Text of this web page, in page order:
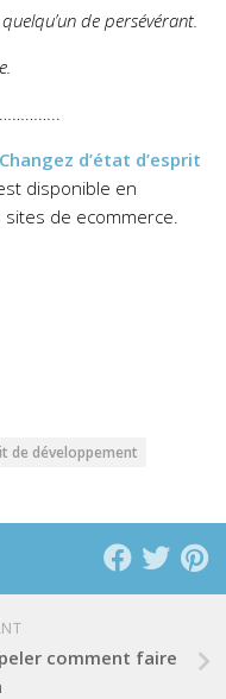
de persévérant.
d’état d’esprit
disponible en
de ecommerce.
de développement
comment faire